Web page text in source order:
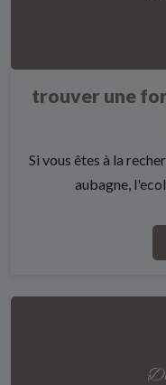
trouver une
Si vous êtes à la
aubagne,